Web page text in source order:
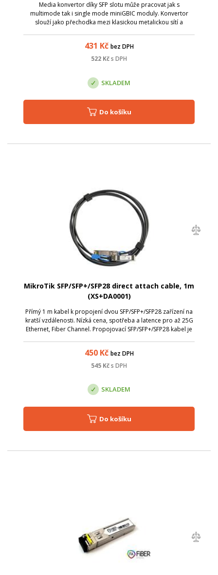
Media konvertor díky SFP slotu může pracovat jak s
multimode tak i single mode miniGBIC moduly. Konvertor
slouží jako přechodka mezi klasickou metalickou sítí a
431 Kč bez DPH
522 Kčs DPH
SKLADEM
Do košíku
MikroTik SFP/SFP+/SFP28 direct attach cable, 1m
(XS+DA0001)
Přímý 1 m kabel k propojení dvou SFP/SFP+/SFP28 zařízení na
kratší vzdálenosti. Nízká cena, spotřeba a latence pro až 25G
Ethernet, Fiber Channel. Propojovací SFP/SFP+/SFP28 kabel je
450Kč bez DPH
545 Kčs DPH
SKLADEM
Do košíku